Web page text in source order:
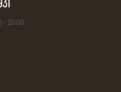
- 20:00